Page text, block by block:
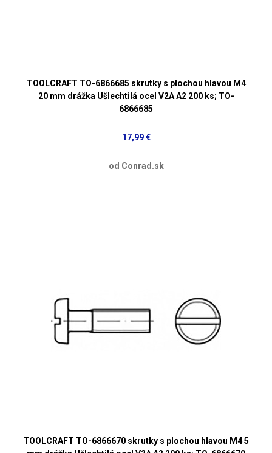
TOOLCRAFT TO-6866685 skrutky s plochou hlavou M4
20 mm drážka Ušlechtilá ocel V2A A2 200 ks; TO-
6866685
17,99 €
od Conrad.sk
TOOLCRAFT TO-6866670 skrutky s plochou hlavou M4 5